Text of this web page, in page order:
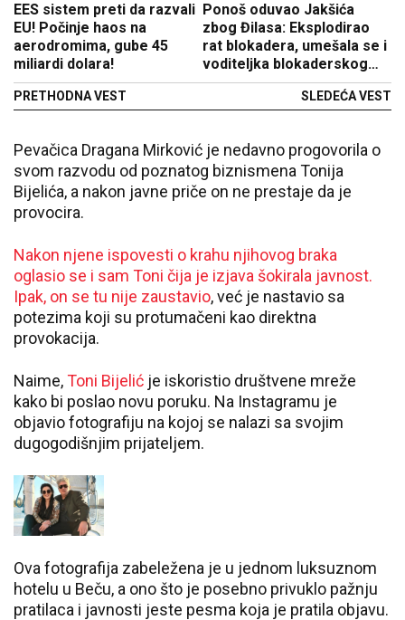
EES sistem preti da razvali
EU! Počinje haos na
aerodromima, gube 45
miliardi dolara!
PRETHODNA VEST
Ponoš oduvao Jakšića
zbog Đilasa: Eksplodirao
rat blokadera, umešala se i
voditeljka blokaderskog
medija
SLEDEĆA VEST
Pevačica Dragana Mirković je nedavno progovorila o
svom razvodu od poznatog biznismena Tonija
Bijelića, a nakon javne priče on ne prestaje da je
provocira.
Nakon njene ispovesti o krahu njihovog braka
oglasio se i sam Toni čija je izjava šokirala javnost.
Ipak, on se tu nije zaustavio, već je nastavio sa
potezima koji su protumačeni kao direktna
provokacija.
Naime,Toni Bijelić je iskoristio društvene mreže
kako bi poslao novu poruku. Na Instagramu je
objavio fotografiju na kojoj se nalazi sa svojim
dugogodišnjim prijateljem.
Ova fotografija zabeležena je u jednom luksuznom
hotelu u Beču, a ono što je posebno privuklo pažnju
pratilaca i javnosti jeste pesma koja je pratila objavu.